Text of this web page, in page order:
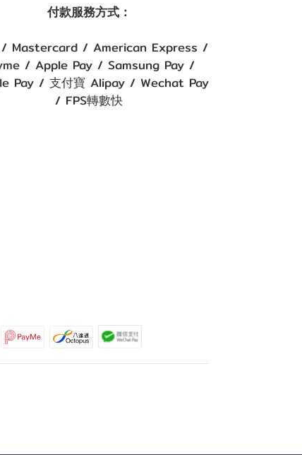
付款服務方式：
/ Mastercard / American Express /
/ Apple Pay / Samsung Pay /
Pay / 支付寶 Alipay / Wechat Pay
/ FPS轉數快